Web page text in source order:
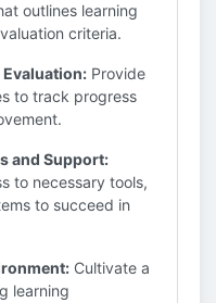
outlines learning
criteria.
Evaluation: Provide
to track progress
and Support:
to necessary tools,
to succeed in
Cultivate a
learning